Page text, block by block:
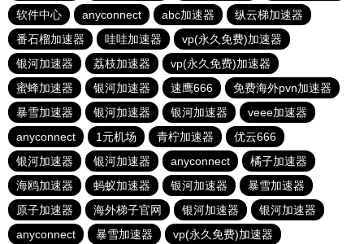
软件中心
anyconnect abc加速器
纵云梯加速器
番石榴加速器
哇哇加速器
vp(永久免费)加速器
银河加速器
荔枝加速器
vp(永久免费)加速器
蜜蜂加速器
银河加速器 速鹰666
免费海外pvn加速器
暴雪加速器
银河加速器 银河加速器
veee加速器
anyconnect
1元机场 青柠加速器
优云666
银河加速器
银河加速器 anyconnect
橘子加速器
海鸥加速器
蚂蚁加速器 银河加速器
暴雪加速器
原子加速器
海外梯子官网 银河加速器
银河加速器
anyconnect
暴雪加速器 vp(永久免费)加速器